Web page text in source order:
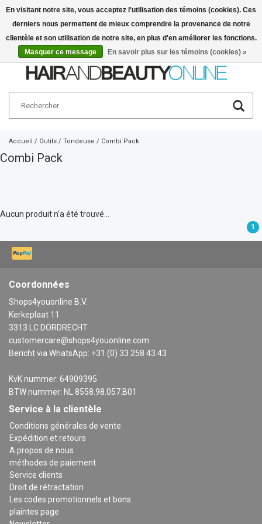
Français
Accueil / Outils / Tondeuse / Combi Pack
Combi Pack
Aucun produit n'a été trouvé...
1
Coordonnées
Shops4youonline B.V.
Kerkeplaat 11
3313 LC DORDRECHT
customercare@shops4youonline.com
Bericht via WhatsApp: +31 (0) 33 258 43 43
KvK nummer: 64909395
BTW nummer: NL 8558.98.057.B01
Service à la clientèle
Conditions générales de vente
Expédition et retours
A propos de nous
méthodes de paiement
Service clients
Droit de rétractation
Les codes promotionnels et bons
plaintes page
En visitant notre site, vous acceptez l'utilisation des témoins (cookies). Ces
derniers nous permettent de mieux comprendre la provenance de notre
clientèle et son utilisation de notre site, en plus d'en améliorer les fonctions.
Masquer ce message
En savoir plus sur les témoins (cookies) »